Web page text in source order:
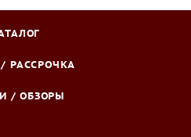
РАССРОЧКА
/ ОБЗОРЫ